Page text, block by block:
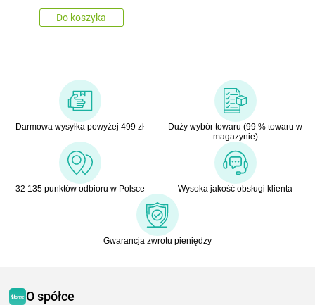
Do koszyka
Darmowa wysyłka powyżej 499 zł
Duży wybór towaru (99 % towaru w
magazynie)
32 135 punktów odbioru w Polsce Wysoka jakość obsługi klienta
Gwarancja zwrotu pieniędzy
O spółce